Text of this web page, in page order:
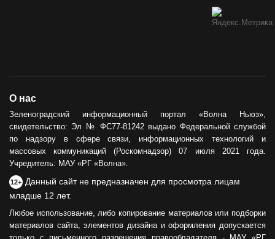
О нас
Зеленоградский информационный портал «Волна Ньюз»,
свидетельство: Эл № ФС77-81242 выдано Федеральной службой
по надзору в сфере связи, информационных технологий и
массовых коммуникаций (Роскомнадзор) 07 июля 2021 года.
Учредитель: МАУ «РГ «Волна».
12+ Данный сайт не предназначен для просмотра лицам
младше 12 лет.
Любое использование, либо копирование материалов или подборки
материалов сайта, элементов дизайна и оформления допускается